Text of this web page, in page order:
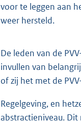
voor te leggen aan
weer hersteld.
De leden van de
invullen van
of zij het met de
Regelgeving, en
abstractieniveau.